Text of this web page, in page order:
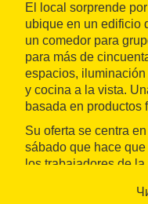
El local sorprende
ubique en un edificio
un comedor para
para más de
espacios,
y cocina a la vista.
basada en productos
Su oferta se centra
sábado que hace
los trabajadores de
variadas, hechas